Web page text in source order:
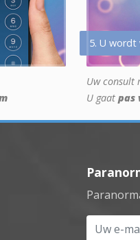
5. U wordt
Uw consult
U gaat pas
Uw e-